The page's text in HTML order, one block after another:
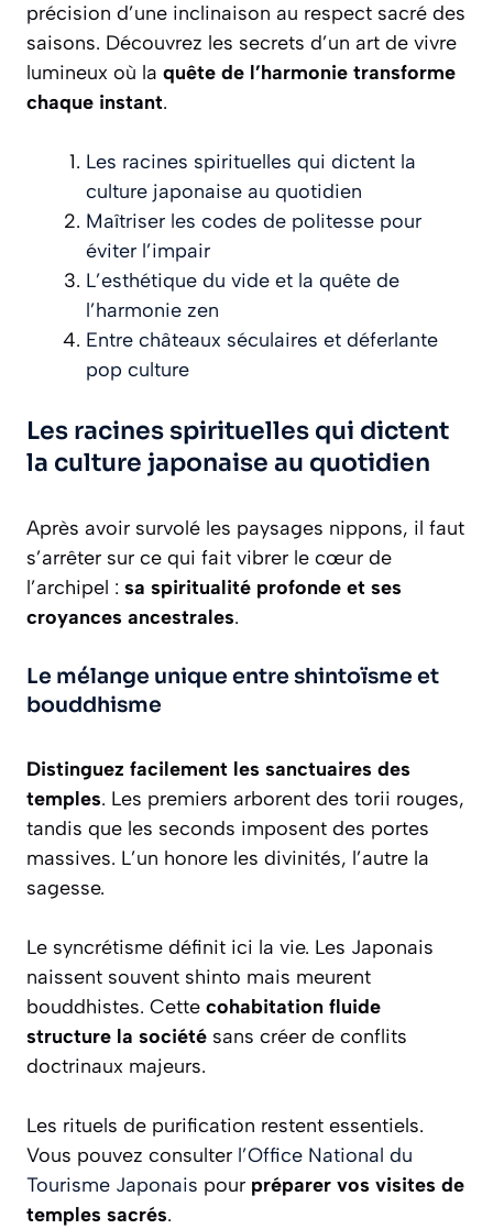
précision d’une inclinaison au respect sacré des
saisons. Découvrez les secrets d’un art de vivre
lumineux où la quête de l’harmonie transforme
chaque instant.
Les racines spirituelles qui dictent la
culture japonaise au quotidien
Maîtriser les codes de politesse pour
éviter l’impair
L’esthétique du vide et la quête de
l’harmonie zen
Entre châteaux séculaires et déferlante
pop culture
Les racines spirituelles qui dictent
la culture japonaise au quotidien
Après avoir survolé les paysages nippons, il faut
s’arrêter sur ce qui fait vibrer le cœur de
l’archipel : sa spiritualité profonde et ses
croyances ancestrales.
Le mélange unique entre shintoïsme et
bouddhisme
Distinguez facilement les sanctuaires des
temples. Les premiers arborent des torii rouges,
tandis que les seconds imposent des portes
massives. L’un honore les divinités, l’autre la
sagesse.
Le syncrétisme définit ici la vie. Les Japonais
naissent souvent shinto mais meurent
bouddhistes. Cette cohabitation fluide
structure la société sans créer de conflits
doctrinaux majeurs.
Les rituels de purification restent essentiels.
Vous pouvez consulter l’Office National du
Tourisme Japonais pour préparer vos visites de
temples sacrés.